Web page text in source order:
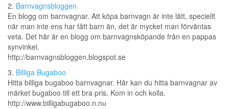
2. Barnvagnsbloggen
En blogg om barnvagnar. Att köpa barnvagn är inte lätt, speciellt
när man inte ens har fått barn än, det är mycket man förväntas
veta. Det här är en blogg om barnvagnsköpande från en pappas
synvinkel.
http://barnvagnsbloggen.blogspot.se
3. Billiga Bugaboo
Hitta billiga bugaboo barnvagnar. Här kan du hitta barnvagnar av
märket bugaboo till ett bra pris. Kom in och kolla.
http://www.billigabugaboo.n.nu